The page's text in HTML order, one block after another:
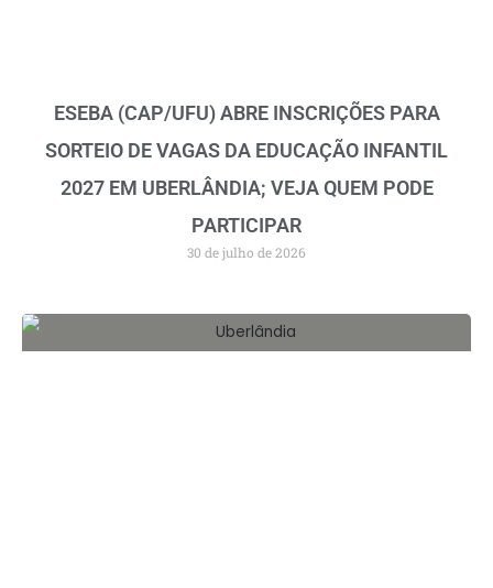
ESEBA (CAP/UFU) ABRE INSCRIÇÕES PARA
SORTEIO DE VAGAS DA EDUCAÇÃO INFANTIL
2027 EM UBERLÂNDIA; VEJA QUEM PODE
PARTICIPAR
30 de julho de 2026